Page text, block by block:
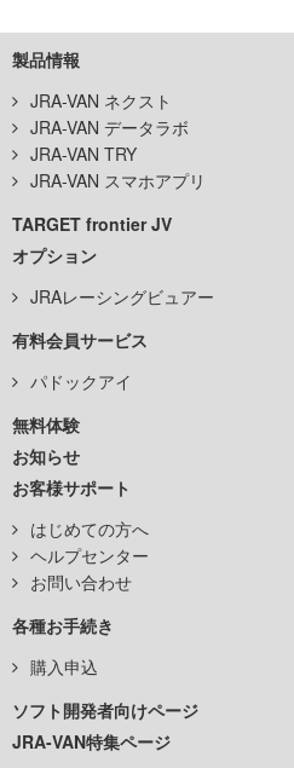
製品情報
JRA-VAN ネクスト
JRA-VAN データラボ
JRA-VAN TRY
JRA-VAN スマホアプリ
TARGET frontier JV
オプション
JRAレーシングビュアー
有料会員サービス
パドックアイ
無料体験
お知らせ
お客様サポート
はじめての方へ
ヘルプセンター
お問い合わせ
各種お手続き
購入申込
ソフト開発者向けページ
JRA-VAN特集ページ